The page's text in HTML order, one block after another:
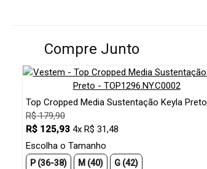
Compre Junto
Top Cropped Media Sustentação Keyla Preto
R$ 179,90
R$ 125,93 4x R$ 31,48
Escolha o Tamanho
P (36-38) M (40) G (42)